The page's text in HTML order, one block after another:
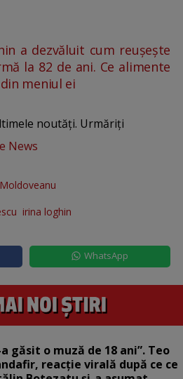
a dezvăluit cum reușește
la 82 de ani. Ce alimente
meniul ei
noutăți. Urmăriți
News
irina loghin
WhatsApp
a găsit o muză de 18 ani”. Teo
reacție virală după ce ce